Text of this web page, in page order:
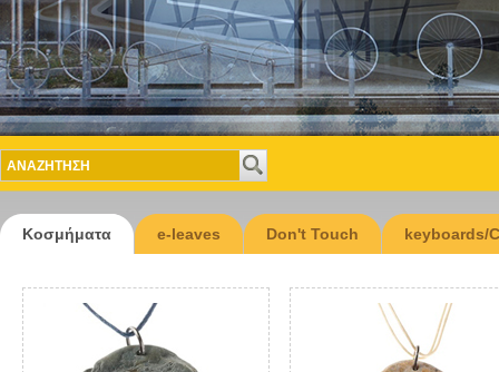
Κοσμήματα e-leaves Don't Touch keyboards/